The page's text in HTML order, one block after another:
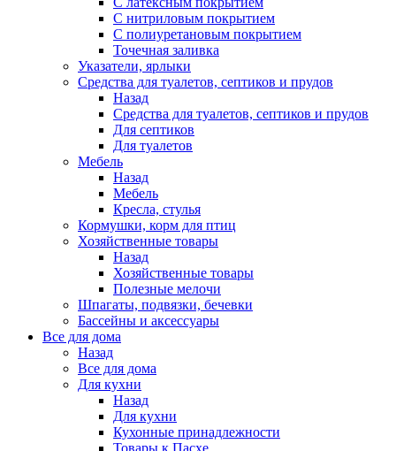
С нитриловым покрытием
С полиуретановым покрытием
Точечная заливка
Указатели, ярлыки
Средства для туалетов, септиков и прудов
Назад
Средства для туалетов, септиков и прудов
Для септиков
Для туалетов
Мебель
Назад
Мебель
Кресла, стулья
Кормушки, корм для птиц
Хозяйственные товары
Назад
Хозяйственные товары
Полезные мелочи
Шпагаты, подвязки, бечевки
Бассейны и аксессуары
Все для дома
Назад
Все для дома
Для кухни
Назад
Для кухни
Кухонные принадлежности
Товары к Пасхе